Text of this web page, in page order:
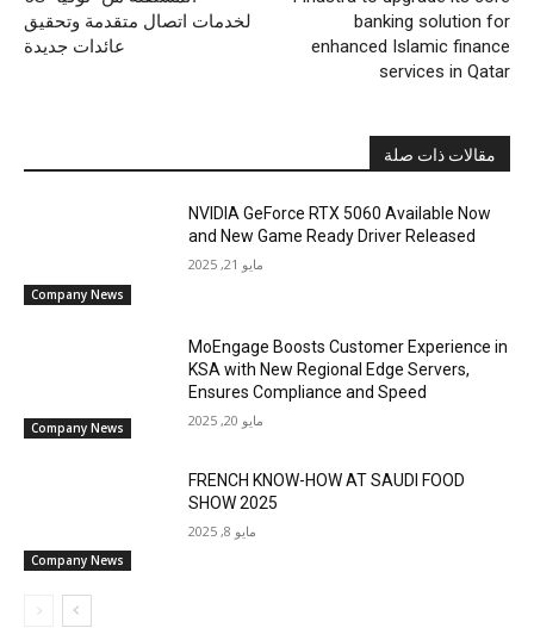
لخدمات اتصال متقدمة وتحقيق
عائدات جديدة
banking solution for
enhanced Islamic finance
services in Qatar
مقالات ذات صلة
Company News
NVIDIA GeForce RTX 5060 Available Now
and New Game Ready Driver Released
مايو 21, 2025
Company News
MoEngage Boosts Customer Experience in
KSA with New Regional Edge Servers,
Ensures Compliance and Speed
مايو 20, 2025
Company News
FRENCH KNOW-HOW AT SAUDI FOOD
SHOW 2025
مايو 8, 2025